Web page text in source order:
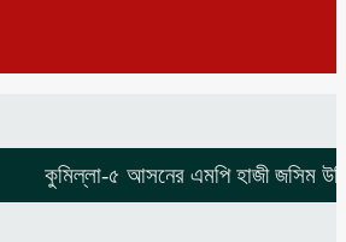
কুমিল্লা-৫ আসনের এমপি হাজী জসিম